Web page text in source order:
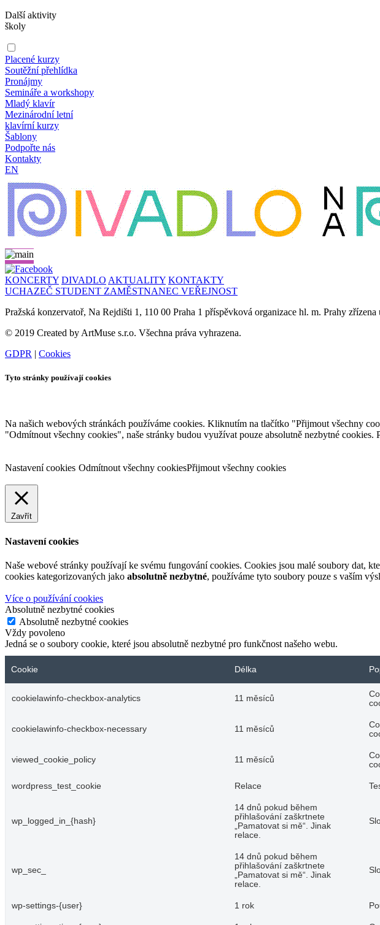
Další aktivity
školy
Placené kurzy
Soutěžní přehlídka
Pronájmy
Semináře a workshopy
Mladý klavír
Mezinárodní letní
klavírní kurzy
Šablony
Podpořte nás
Kontakty
EN
KONCERTY DIVADLO AKTUALITY KONTAKTY
UCHAZEČ STUDENT ZAMĚSTNANEC VEŘEJNOST
Pražská konzervatoř, Na Rejdišti 1, 110 00 Praha 1 příspěvková organizace hl. m. Prahy
© 2019 Created by ArtMuse s.r.o. Všechna práva vyhrazena.
GDPR | Cookies
Tyto stránky používají cookies
Na našich webových stránkách používáme cookies. Kliknutím na tlačítko "Přijmout všechny
"Odmítnout všechny cookies", naše stránky budou využívat pouze absolutně nezbytné
Nastavení cookies Odmítnout všechny cookiesPřijmout všechny cookies
Zavřít
Nastavení cookies
Naše webové stránky používají ke svému fungování cookies. Cookies jsou malé soubory dat,
cookies kategorizovaných jako absolutně nezbytné, používáme tyto soubory pouze s vaším
Více o používání cookies
Absolutně nezbytné cookies
Absolutně nezbytné cookies
Vždy povoleno
Jedná se o soubory cookie, které jsou absolutně nezbytné pro funkčnost našeho webu.
Cookie Délka
cookielawinfo-checkbox-analytics 11 měsíců
cookielawinfo-checkbox-necessary 11 měsíců
viewed_cookie_policy 11 měsíců
wordpress_test_cookie Relace
wp_logged_in_{hash}
14 dnů pokud během
přihlašování zaškrtnete
„Pamatovat si mě“. Jinak
relace.
wp_sec_
14 dnů pokud během
přihlašování zaškrtnete
„Pamatovat si mě“. Jinak
relace.
wp-settings-{user} 1 rok